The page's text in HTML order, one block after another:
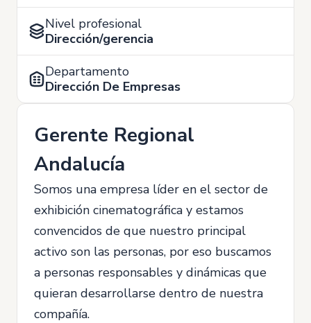
Nivel profesional
Dirección/gerencia
Departamento
Dirección De Empresas
Gerente Regional
Andalucía
Somos una empresa líder en el sector de
exhibición cinematográfica y estamos
convencidos de que nuestro principal
activo son las personas, por eso buscamos
a personas responsables y dinámicas que
quieran desarrollarse dentro de nuestra
compañía.